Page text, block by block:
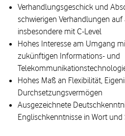
Verhandlungsgeschick und
schwierigen Verhandlungen
insbesondere mit C-Level
Hohes Interesse am Umgang
zukünftigen Informations- und
Hohes Maß an Flexibilität,
Durchsetzungsvermögen
Ausgezeichnete
Englischkenntnisse in Wort und